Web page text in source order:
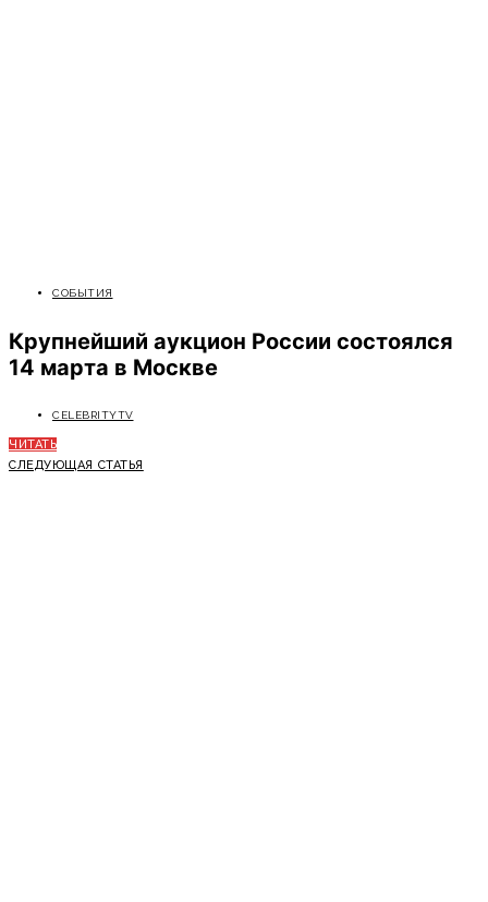
СОБЫТИЯ
Крупнейший аукцион России состоялся
14 марта в Москве
CELEBRITYTV
ЧИТАТЬ
СЛЕДУЮЩАЯ СТАТЬЯ